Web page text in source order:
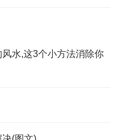
水,这3个小方法消除你